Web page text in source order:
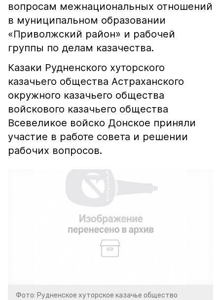
вопросам межнациональных отношений
в муниципальном образовании
«Приволжский район» и рабочей
группы по делам казачества.
Казаки Рудненского хуторского
казачьего общества Астраханского
окружного казачьего общества
войскового казачьего общества
Всевеликое войско Донское приняли
участие в работе совета и решении
рабочих вопросов.
Фото: Рудненское хуторское казачье общество